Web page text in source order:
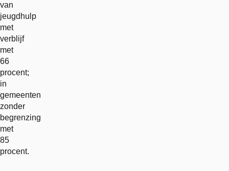
van
jeugdhulp
met
verblijf
met
66
procent;
in
gemeenten
zonder
begrenzing
met
85
procent.